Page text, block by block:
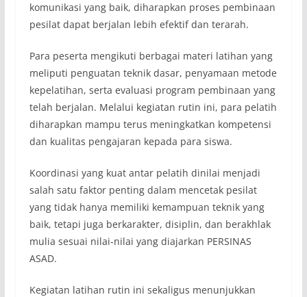
komunikasi yang baik, diharapkan proses pembinaan
pesilat dapat berjalan lebih efektif dan terarah.
Para peserta mengikuti berbagai materi latihan yang
meliputi penguatan teknik dasar, penyamaan metode
kepelatihan, serta evaluasi program pembinaan yang
telah berjalan. Melalui kegiatan rutin ini, para pelatih
diharapkan mampu terus meningkatkan kompetensi
dan kualitas pengajaran kepada para siswa.
Koordinasi yang kuat antar pelatih dinilai menjadi
salah satu faktor penting dalam mencetak pesilat
yang tidak hanya memiliki kemampuan teknik yang
baik, tetapi juga berkarakter, disiplin, dan berakhlak
mulia sesuai nilai-nilai yang diajarkan PERSINAS
ASAD.
Kegiatan latihan rutin ini sekaligus menunjukkan